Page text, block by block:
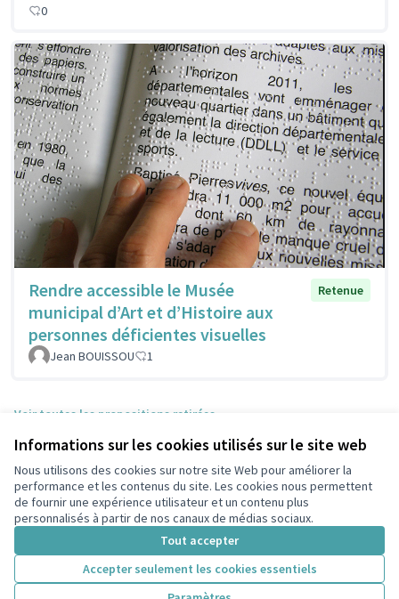
Informations sur les cookies utilisés sur le site web
Nous utilisons des cookies sur notre site Web pour améliorer la
performance et les contenus du site. Les cookies nous permettent
de fournir une expérience utilisateur et un contenu plus
personnalisés à partir de nos canaux de médias sociaux.
Tout accepter
Accepter seulement les cookies essentiels
0
Rendre accessible le Musée
municipal d’Art et d’Histoire aux
personnes déficientes visuelles
Retenue
Jean BOUISSOU 1
Voir toutes les propositions retirées
Conditions d'utilisation
Paramètres des cookies
participons.colombes.fr sur Facebook
(Lien externe)
Licence
(Lien